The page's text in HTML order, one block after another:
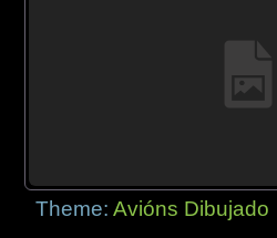
Theme:Avións Dibujado